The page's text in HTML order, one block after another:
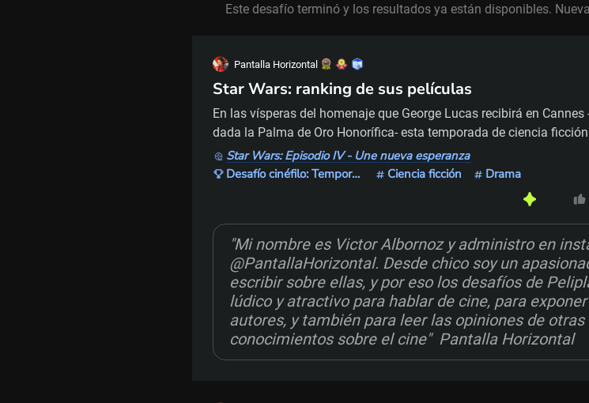
Este desafío terminó y los resultados ya están disponibles.
Pantalla Horizontal
Star Wars: ranking de sus películas
En las vísperas del homenaje que George Lucas recibirá en Cannes
dada la Palma de Oro Honorífica- esta temporada de ciencia
enorme oportunidad para hablar de Star Wars, la saga que cambió
la historia del cine. Ese proyecto que los estudios miraban con
para ser realizada. Ese film para el cual Lucas tuvo que inventar
Star Wars: Episodio IV - Une nueva esperanza
Desafío cinéfilo: Temporada de ciencia ficción
Ciencia ficción Drama
"Mi nombre es Victor Albornoz y administro en
@PantallaHorizontal. Desde chico soy un
escribir sobre ellas, y por eso los desafíos de
lúdico y atractivo para hablar de cine, para
autores, y también para leer las opiniones de
conocimientos sobre el cine" Pantalla Horizontal